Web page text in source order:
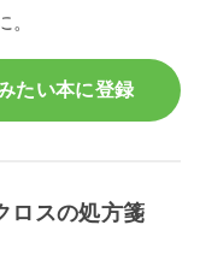
。
たい本に登録
ロスの処方箋